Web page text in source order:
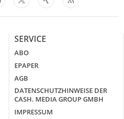
X
SERVICE
ABO
EPAPER
AGB
DATENSCHUTZHINWEISE DER
CASH. MEDIA GROUP GMBH
IMPRESSUM